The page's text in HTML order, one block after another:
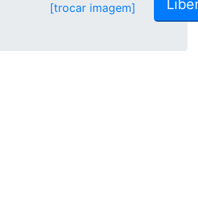
[trocar imagem]